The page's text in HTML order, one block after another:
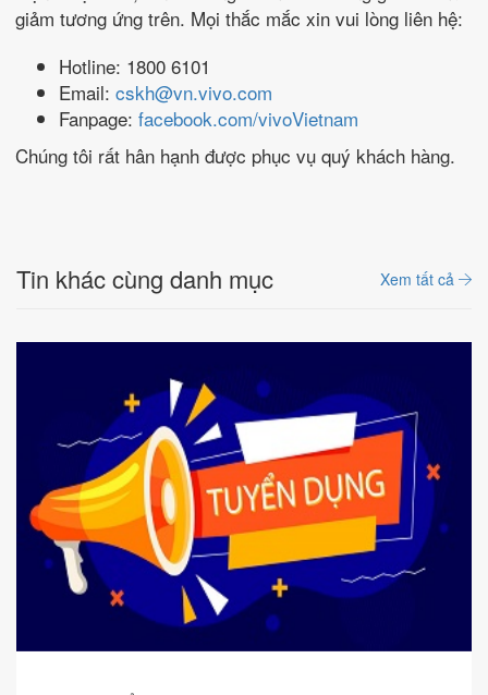
giảm tương ứng trên. Mọi thắc mắc xin vui lòng liên hệ:
Hotline: 1800 6101
Email: cskh@vn.vivo.com
Fanpage: facebook.com/vivoVietnam
Chúng tôi rất hân hạnh được phục vụ quý khách hàng.
Tin khác cùng danh mục Xem tất cả